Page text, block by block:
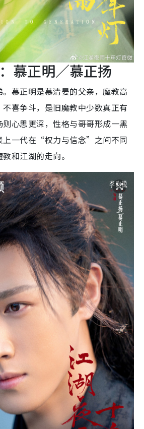
慕正明／慕正扬
慕正明是慕清晏的父亲，魔教高
喜争斗，是旧魔教中少数真正有
心思更深，性格与哥哥形成一黑
上一代在“权力与信念”之间不同
和江湖的走向。